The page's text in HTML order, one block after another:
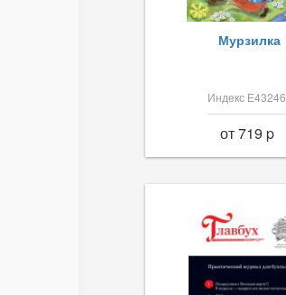
Мурзилка
Индекс Е43246
от 719 p